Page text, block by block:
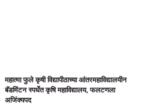
महात्मा फुले कृषी विद्यापीठाच्या आंतरमहाविद्यालयीन
बॅडमिंटन स्पर्धेत कृषि महाविद्यालय, फलटणला
अजिंक्यपद